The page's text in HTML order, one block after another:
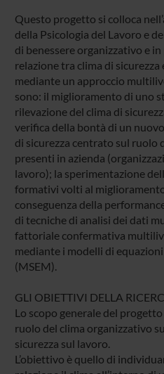
Questo progetto si colloca
della Psicologia del Lavoro e
di benessere organizzativo e
relazione tra clima di
mediante un approccio
sono: il miglioramento di uno
rilevazione del clima di
verifica della bontà di un
di sicurezza centrato sul ruolo
presenti in azienda
lavoro); la sperimentazione
formativi volti al
conseguenza della
di tecniche di analisi dei dati
fattoriale confermativa
mediante i modelli di
(MSEM).
GLI OBIETTIVI DELLA
Lo scopo generale del
ruolo del clima organizzativo
sicurezza sul lavoro.
L’obiettivo è quello di